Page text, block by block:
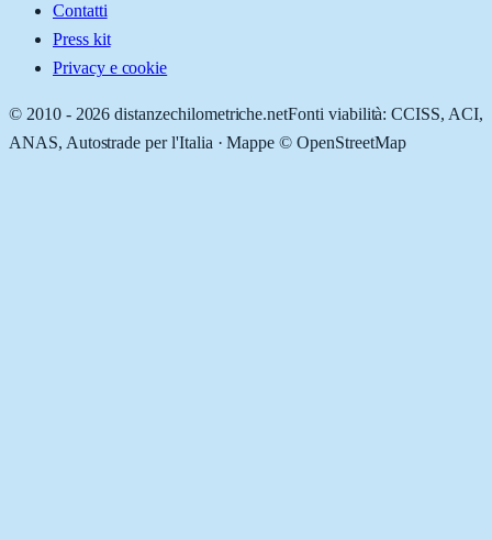
Contatti
Press kit
Privacy e cookie
© 2010 - 2026 distanzechilometriche.netFonti viabilità: CCISS, ACI,
ANAS, Autostrade per l'Italia · Mappe © OpenStreetMap